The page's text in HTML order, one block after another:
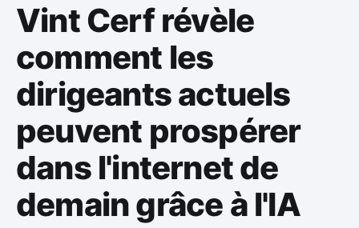
Vint Cerf révèle
comment les
dirigeants actuels
peuvent prospérer
dans l'internet de
demain grâce à l'IA